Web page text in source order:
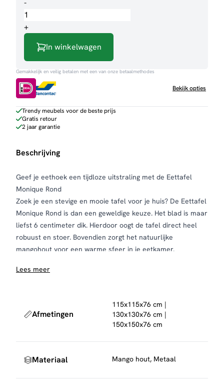
-Eettafel
Monique
rond
+
In winkelwagen
Gemakkelijk en veilig betalen met een van onze betaalmethodes
Bekijk opties
Trendy meubels voor de beste prijs
Gratis retour
2 jaar garantie
Beschrijving
Geef je eethoek een tijdloze uitstraling met de Eettafel
Monique Rond
Zoek je een stevige en mooie tafel voor je huis? De Eettafel
Monique Rond is dan een geweldige keuze. Het blad is maar
liefst 6 centimeter dik. Hierdoor oogt de tafel direct heel
robuust en stoer. Bovendien zorgt het natuurlijke
mangohout voor een warme sfeer in je eetkamer.
tafel veel stabiliteit en een industriële look. Daarnaast kun
maakt je diners ook een stuk gezelliger.
Waarom kiezen voor deze tafel?
Keuze uit drie verschillende formaten
Lees meer
Afmetingen
115x115x76 cm |
130x130x76 cm |
150x150x76 cm
Materiaal Mango hout, Metaal